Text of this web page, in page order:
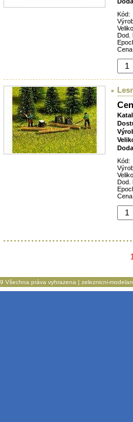
Kód:
Dod.
Kód:
Dod.
Všechna práva vyhrazena | zeleznicni-